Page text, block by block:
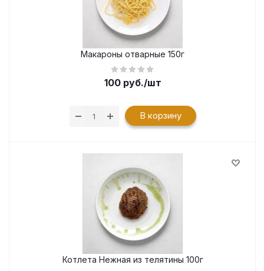
Макароны отварные 150г
100руб./шт
В корзину
Котлета Нежная из телятины 100г